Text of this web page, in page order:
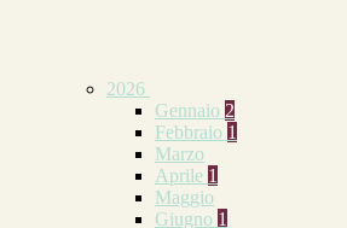
2026
Gennaio 2
Febbraio 1
Marzo
Aprile 1
Maggio
Giugno 1